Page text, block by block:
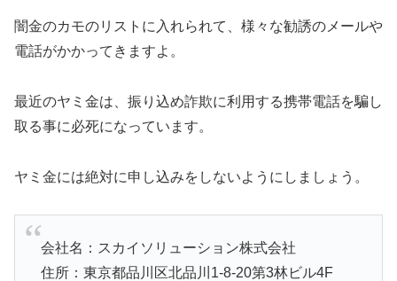
闇金のカモのリストに入れられて、様々な勧誘のメールや
電話がかかってきますよ。
最近のヤミ金は、振り込め詐欺に利用する携帯電話を騙し
取る事に必死になっています。
ヤミ金には絶対に申し込みをしないようにしましょう。
会社名：スカイソリューション株式会社
住所：東京都品川区北品川1-8-20第3林ビル4F